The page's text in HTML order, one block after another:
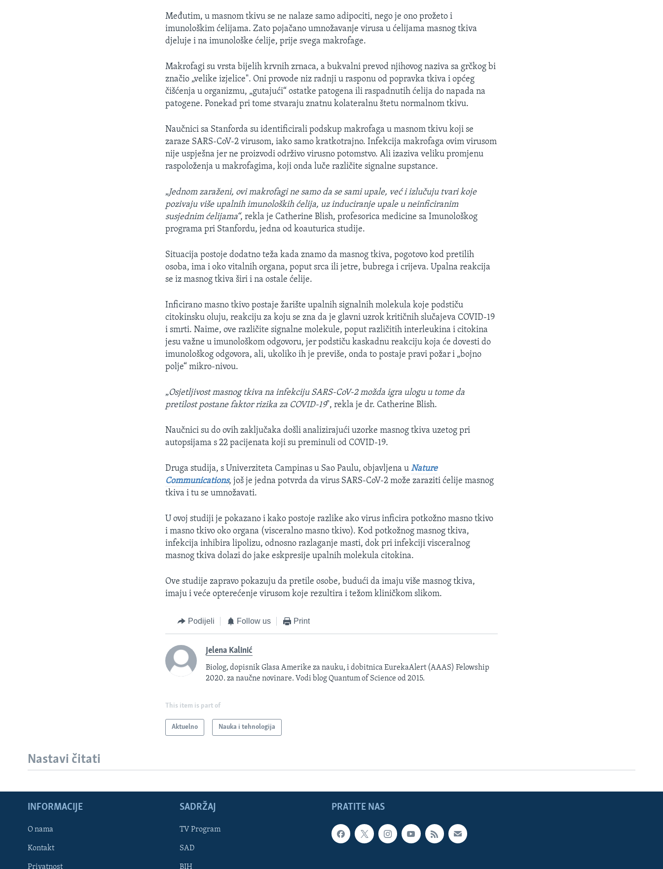
Learning English
Međutim, u masnom tkivu se ne nalaze samo adipociti, nego je ono prožeto i
imunološkim ćelijama. Zato pojačano umnožavanje virusa u ćelijama masnog tkiva
djeluje i na imunološke ćelije, prije svega makrofage.
Makrofagi su vrsta bijelih krvnih zrnaca, a bukvalni prevod njihovog naziva sa grčkog bi
značio „velike izjelice". Oni provode niz radnji u rasponu od popravka tkiva i općeg
čišćenja u organizmu, „gutajući“ ostatke patogena ili raspadnutih ćelija do napada na
patogene. Ponekad pri tome stvaraju znatnu kolateralnu štetu normalnom tkivu.
Naučnici sa Stanforda su identificirali podskup makrofaga u masnom tkivu koji se
zaraze SARS-CoV-2 virusom, iako samo kratkotrajno. Infekcija makrofaga ovim virusom
nije uspješna jer ne proizvodi održivo virusno potomstvo. Ali izaziva veliku promjenu
raspoloženja u makrofagima, koji onda luče različite signalne supstance.
„Jednom zaraženi, ovi makrofagi ne samo da se sami upale, već i izlučuju tvari koje
pozivaju više upalnih imunoloških ćelija, uz induciranje upale u neinficiranim
susjednim ćelijama“, rekla je Catherine Blish, profesorica medicine sa Imunološkog
programa pri Stanfordu, jedna od koauturica studije.
Situacija postoje dodatno teža kada znamo da masnog tkiva, pogotovo kod pretilih
osoba, ima i oko vitalnih organa, poput srca ili jetre, bubrega i crijeva. Upalna reakcija
se iz masnog tkiva širi i na ostale ćelije.
Inficirano masno tkivo postaje žarište upalnih signalnih molekula koje podstiču
citokinsku oluju, reakciju za koju se zna da je glavni uzrok kritičnih slučajeva COVID-19
i smrti. Naime, ove različite signalne molekule, poput različitih interleukina i citokina
jesu važne u imunološkom odgovoru, jer podstiču kaskadnu reakciju koja će dovesti do
imunološkog odgovora, ali, ukoliko ih je previše, onda to postaje pravi požar i „bojno
polje“ mikro-nivou.
„Osjetljivost masnog tkiva na infekciju SARS-CoV-2 možda igra ulogu u tome da
pretilost postane faktor rizika za COVID-19", rekla je dr. Catherine Blish.
Naučnici su do ovih zaključaka došli analizirajući uzorke masnog tkiva uzetog pri
autopsijama s 22 pacijenata koji su preminuli od COVID-19.
Druga studija, s Univerziteta Campinas u Sao Paulu, objavljena uNature
Communications, još je jedna potvrda da virus SARS-CoV-2 može zaraziti ćelije masnog
tkiva i tu se umnožavati.
U ovoj studiji je pokazano i kako postoje razlike ako virus inficira potkožno masno tkivo
i masno tkivo oko organa (visceralno masno tkivo). Kod potkožnog masnog tkiva,
infekcija inhibira lipolizu, odnosno razlaganje masti, dok pri infekciji visceralnog
masnog tkiva dolazi do jake eskpresije upalnih molekula citokina.
Ove studije zapravo pokazuju da pretile osobe, budući da imaju više masnog tkiva,
imaju i veće opterećenje virusom koje rezultira i težom kliničkom slikom.
Podijeli Follow us Print
Jelena Kalinić
Biolog, dopisnik Glasa Amerike za nauku, i dobitnica EurekaAlert (AAAS) Felowship
2020. za naučne novinare. Vodi blog Quantum of Science od 2015.
This item is part of
Aktuelno Nauka i tehnologija
Nastavi čitati
PRATITE NAS
INFORMACIJE
O nama
Kontakt
Privatnost
SADRŽAJ
TV Program
SAD
BIH